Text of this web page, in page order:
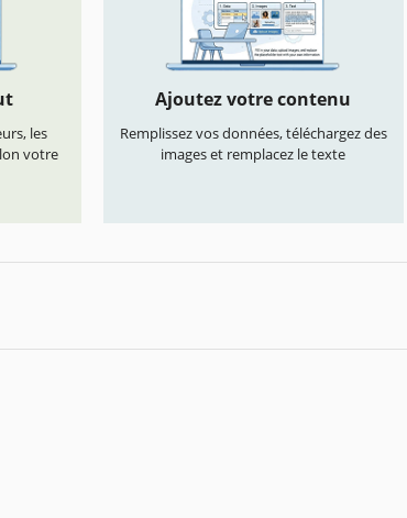
les
votre
Ajoutez votre contenu
Remplissez vos données, téléchargez des
images et remplacez le texte